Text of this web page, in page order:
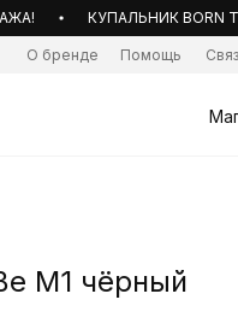
КУПАЛЬНИК BORN TO
Помощь
О бренде
M1 чёрный